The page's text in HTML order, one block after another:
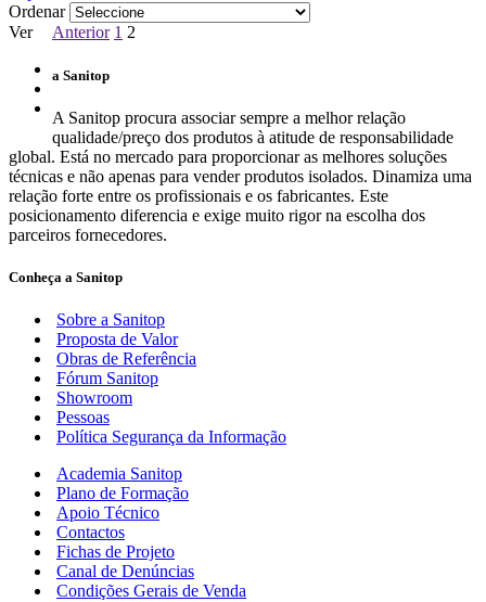
Ordenar
Ver
Anterior 1 2
a Sanitop
A Sanitop procura associar sempre a melhor relação
qualidade/preço dos produtos à atitude de responsabilidade
global. Está no mercado para proporcionar as melhores soluções
técnicas e não apenas para vender produtos isolados. Dinamiza uma
relação forte entre os profissionais e os fabricantes. Este
posicionamento diferencia e exige muito rigor na escolha dos
parceiros fornecedores.
Conheça a Sanitop
Sobre a Sanitop
Proposta de Valor
Obras de Referência
Fórum Sanitop
Showroom
Pessoas
Política Segurança da Informação
Academia Sanitop
Plano de Formação
Apoio Técnico
Contactos
Fichas de Projeto
Canal de Denúncias
Condições Gerais de Venda